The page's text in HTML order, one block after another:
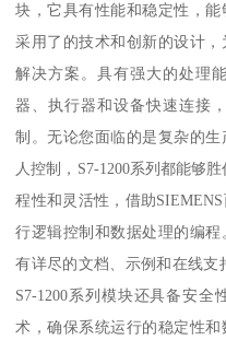
块，它具有性能和稳定性，
采用了的技术和创新的设计
解决方案。具有强大的处理
器、执行器和设备快速连接
制。无论您面临的是复杂的
人控制，S7-1200系列都能够
程性和灵活性，借助
行逻辑控制和数据处理的编
有详尽的文档、示例和在线支
S7-1200系列模块还具备安
术，确保系统运行的稳定性